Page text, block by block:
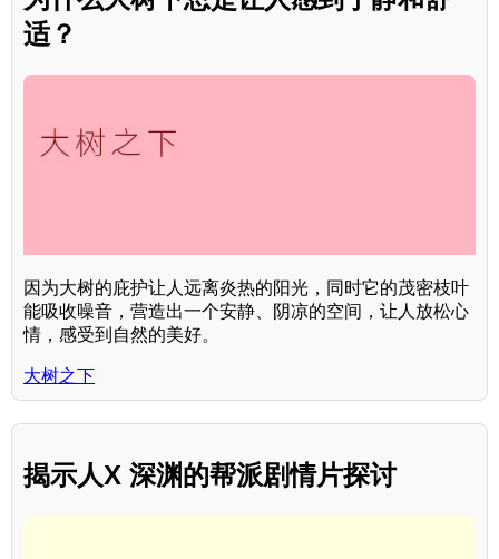
适？
因为大树的庇护让人远离炎热的阳光，同时它的茂密枝叶
能吸收噪音，营造出一个安静、阴凉的空间，让人放松心
情，感受到自然的美好。
大树之下
揭示人X 深渊的帮派剧情片探讨